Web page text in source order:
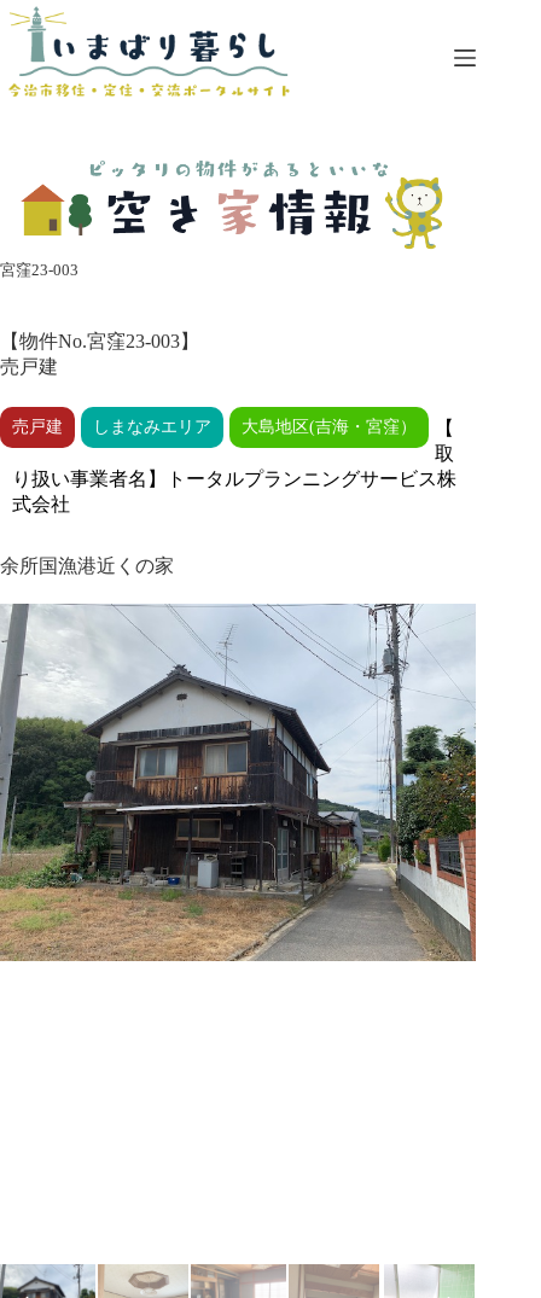
コ
ン
宮窪23-003
【物件No.宮窪23-003】
売戸建
売戸建 しまなみエリア 大島地区(吉海・宮窪）
【
取
り扱い事業者名】トータルプランニングサービス株
式会社
余所国漁港近くの家